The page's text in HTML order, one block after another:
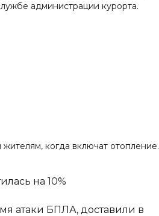
администрации курорта.
жителям, когда включат отопление.
на 10%
атаки БПЛА, доставили в